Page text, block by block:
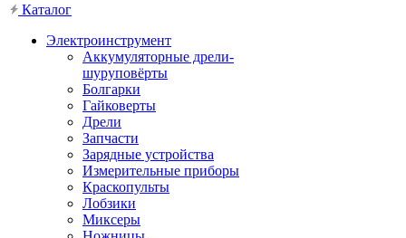
Каталог
Электроинструмент
Аккумуляторные дрели-
шуруповёрты
Болгарки
Гайковерты
Дрели
Запчасти
Зарядные устройства
Измерительные приборы
Краскопульты
Лобзики
Миксеры